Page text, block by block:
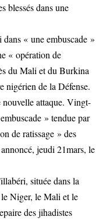
blessés dans une
« une embuscade »
« opération de
du Mali et du Burkina
nigérien de la Défense.
nouvelle attaque. Vingt-
» tendue par
de ratissage » des
jeudi 21mars, le
située dans la
Niger, le Mali et le
des jihadistes